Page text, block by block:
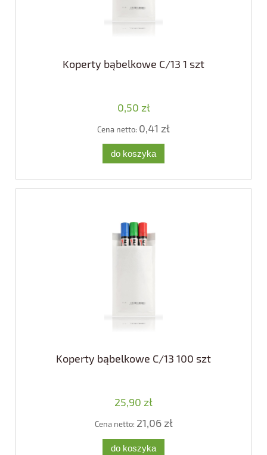
Koperty bąbelkowe C/13 1 szt
0,50 zł
Cena netto: 0,41 zł
do koszyka
Koperty bąbelkowe C/13 100 szt
25,90 zł
Cena netto: 21,06 zł
do koszyka